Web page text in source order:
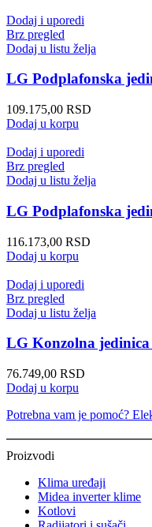
Dodaj i uporedi
Brz pregled
Dodaj u listu želja
LG Podplafonska
109.175,00 RSD
Dodaj u korpu
Dodaj i uporedi
Brz pregled
Dodaj u listu želja
LG Podplafonska
116.173,00 RSD
Dodaj u korpu
Dodaj i uporedi
Brz pregled
Dodaj u listu želja
LG Konzolna
76.749,00 RSD
Dodaj u korpu
Potrebna vam je pomoć?
Proizvodi
Klima uređaji
Midea inverter klime
Kotlovi